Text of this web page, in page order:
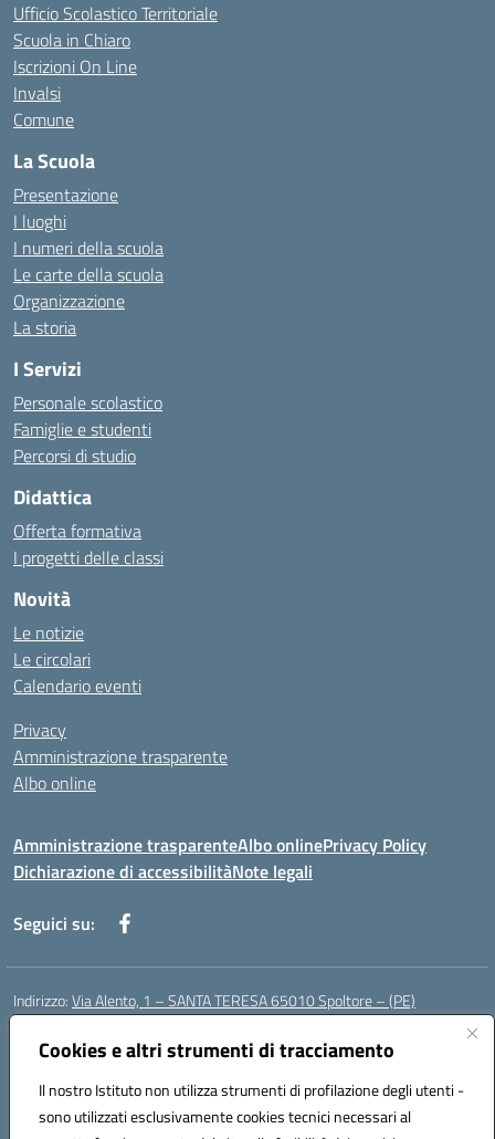
Cookies e altri strumenti di tracciamento
Il nostro Istituto non utilizza strumenti di profilazione degli utenti -
sono utilizzati esclusivamente cookies tecnici necessari al
Ufficio Scolastico Territoriale
Scuola in Chiaro
Iscrizioni On Line
Invalsi
Comune
La Scuola
Presentazione
I luoghi
I numeri della scuola
Le carte della scuola
Organizzazione
La storia
I Servizi
Personale scolastico
Famiglie e studenti
Percorsi di studio
Didattica
Offerta formativa
I progetti delle classi
Novità
Le notizie
Le circolari
Calendario eventi
Privacy
Amministrazione trasparente
Albo online
Amministrazione trasparenteAlbo onlinePrivacy Policy
Dichiarazione di accessibilitàNote legali
Seguici su:
Indirizzo:Via Alento, 1 – SANTA TERESA 65010 Spoltore – (PE)
Centralino:
Posta elettronica certificata (PEC):peee052003@pec.istruzione.it
Codice fiscale: 80006490686
Codice meccanografico:peee052003
Codice Indice delle Pubbliche Amministrazioni (IPA): istsc_peee052003